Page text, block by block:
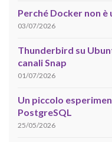
Perché Docker non
03/07/2026
Thunderbird su
canali Snap
01/07/2026
Un piccolo
PostgreSQL
25/05/2026